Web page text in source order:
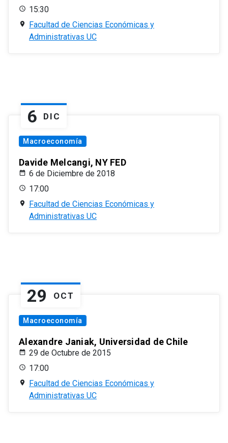
15:30
Facultad de Ciencias Económicas y
Administrativas UC
6 DIC
Macroeconomía
Davide Melcangi, NY FED
6 de Diciembre de 2018
17:00
Facultad de Ciencias Económicas y
Administrativas UC
29 OCT
Macroeconomía
Alexandre Janiak, Universidad de Chile
29 de Octubre de 2015
17:00
Facultad de Ciencias Económicas y
Administrativas UC